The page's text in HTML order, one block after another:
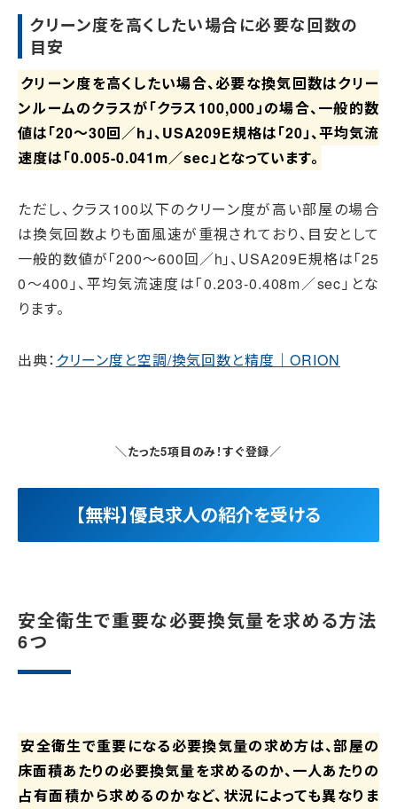
クリーン度を高くしたい場合に必要な回数の
目安
クリーン度を高くしたい場合、必要な換気回数はクリー
ンルームのクラスが「クラス100,000」の場合、一般的数
値は「20～30回／h」、USA209E規格は「20」、平均気流
速度は「0.005-0.041m／sec」となっています。
ただし、クラス100以下のクリーン度が高い部屋の場合
は換気回数よりも面風速が重視されており、目安として
一般的数値が「200～600回／h」、USA209E規格は「25
0～400」、平均気流速度は「0.203-0.408m／sec」とな
ります。
出典：クリーン度と空調/換気回数と精度｜ORION
＼たった5項目のみ！すぐ登録／
【無料】優良求人の紹介を受ける
安全衛生で重要な必要換気量を求める方法
6つ
安全衛生で重要になる必要換気量の求め方は、部屋の
床面積あたりの必要換気量を求めるのか、一人あたりの
占有面積から求めるのかなど、状況によっても異なりま